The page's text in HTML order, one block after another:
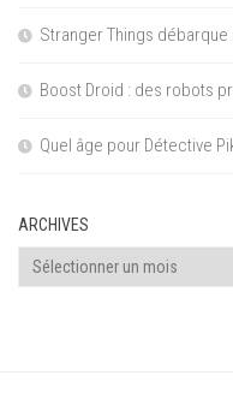
Stranger Things débarque
Boost Droid : des robots
Quel âge pour Détective
ARCHIVES
Archives